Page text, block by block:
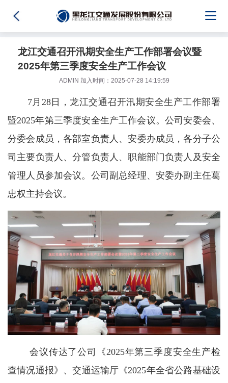
龙江交通召开汛期安全生产工作部署会议暨
2025年第三季度安全生产工作会议
ADMIN 加入时间：2025-07-28 14:19:59
7月28日，龙江交通召开汛期安全生产工作部署
暨2025年第三季度安全生产工作会议。公司安委会、
分委会成员，各部室负责人、安委办成员，各分子公
司主要负责人、分管负责人、职能部门负责人及安全
管理人员参加会议。公司副总经理、安委办副主任葛
忠权主持会议。
会议传达了公司《2025年第三季度安全生产检
查情况通报》、交通运输厅《2025年全省公路基础设